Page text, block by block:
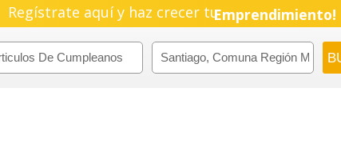
Regístrate aquí y haz crecer tuEmprendimiento!